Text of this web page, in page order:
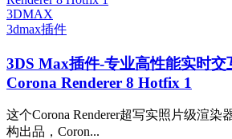
3DMAX
3dmax插件
3DS Max插件-专业高性能实时交
Corona Renderer 8 Hotfix 1
这个Corona Renderer超写实照片级渲染
构出品，Coron...